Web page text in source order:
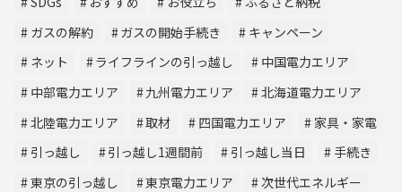
ガスの解約
ガスの開始手続き
キャンペーン
ネット
ライフラインの引っ越し
中国電力エリア
中部電力エリア
九州電力エリア
北海道電力エリア
北陸電力エリア
取材 四国電力エリア
家具・家電
引っ越し
引っ越し1週間前 引っ越し当日
手続き
東京の引っ越し
東京電力エリア
次世代エネルギー